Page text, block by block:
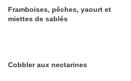
Framboises, pêches, yaourt et
miettes de sablés
Cobbler aux nectarines